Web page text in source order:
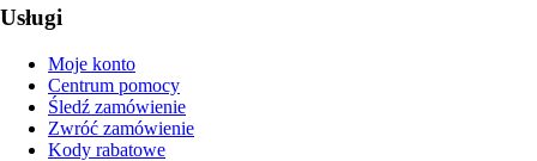
Usługi
Moje konto
Centrum pomocy
Śledź zamówienie
Zwróć zamówienie
Kody rabatowe